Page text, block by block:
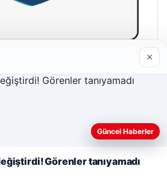
ve geliştirmek amacıyla çerezler
Et
×
Güncel Haberler
Görenler tanıyamadı